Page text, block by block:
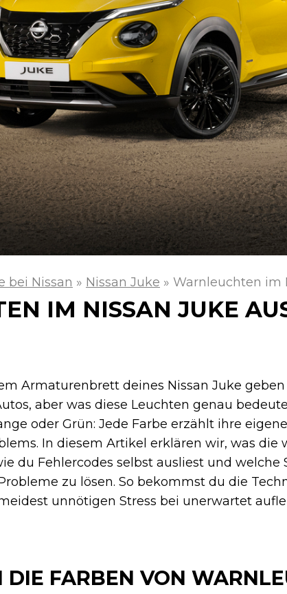
bei Nissan » Nissan Juke » Warnleuchten im
IM NISSAN JUKE
Armaturenbrett deines Nissan Juke
aber was diese Leuchten genau
oder Grün: Jede Farbe erzählt ihre
In diesem Artikel erklären wir, was die
du Fehlercodes selbst ausliest und welche
zu lösen. So bekommst du die
unnötigen Stress bei unerwartet
DIE FARBEN VON